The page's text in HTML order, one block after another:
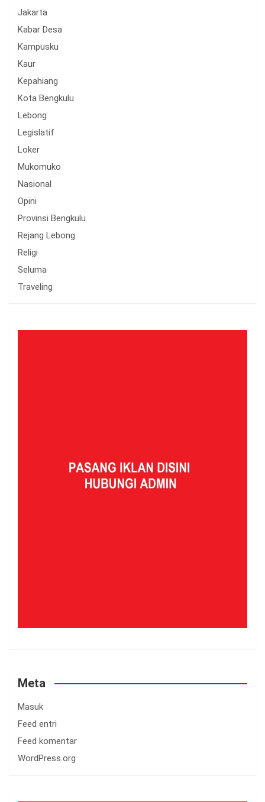
Jakarta
Kabar Desa
Kampusku
Kaur
Kepahiang
Kota Bengkulu
Lebong
Legislatif
Loker
Mukomuko
Nasional
Opini
Provinsi Bengkulu
Rejang Lebong
Religi
Seluma
Traveling
Meta
Masuk
Feed entri
Feed komentar
WordPress.org